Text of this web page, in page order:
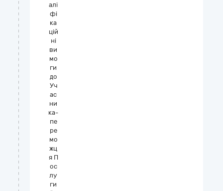
алі
фі
ка
цій
ні
ви
мо
ги
до
Уч
ас
ни
ка-
пе
ре
мо
жц
я П
ос
лу
ги